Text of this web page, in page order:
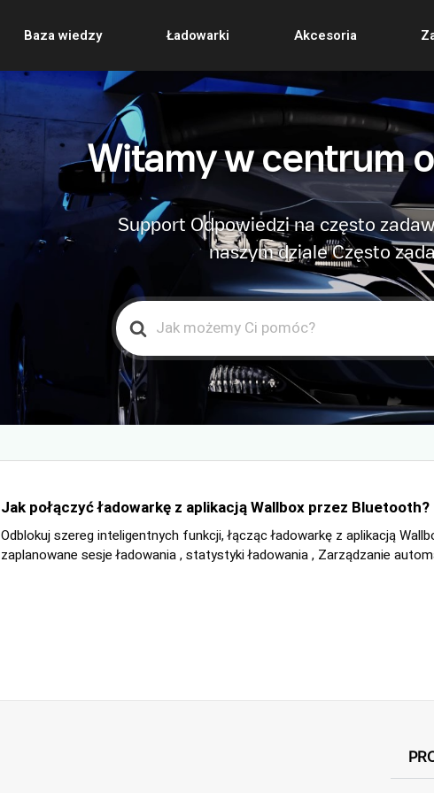
Baza wiedzy Ładowarki Akcesoria
Witamy w centrum
Support Odpowiedzi na często
naszym dziale Często
Search
For
Jak połączyć ładowarkę z aplikacją Wallbox przez Bluetooth?
Odblokuj szereg inteligentnych funkcji, łącząc ładowarkę z aplikacją
zaplanowane sesje ładowania , statystyki ładowania , Zarządzanie